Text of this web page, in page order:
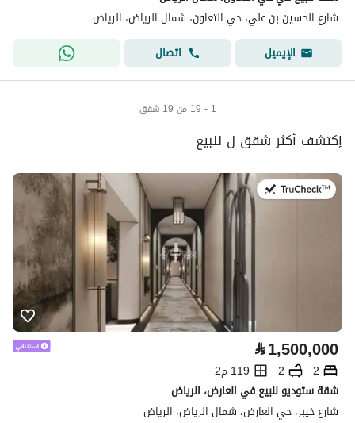
شارع الحسين بن علي، حي التعاون، شمال الرياض، الرياض
الإيميل
اتصال
1 - 19 من 19 شقق
إكتشف أكثر شقق ل للبيع
في:30 يوليو 2026
⃁1,500,000
2
2
119 م2
شقة ستوديو للبيع في العارض، الرياض
شارع خيبر، حي العارض، شمال الرياض، الرياض